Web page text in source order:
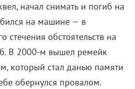
начал снимать и погиб на
на машине — в
стечения обстоятельств на
В 2000-м вышел ремейк
который стал данью памяти
обернулся провалом.